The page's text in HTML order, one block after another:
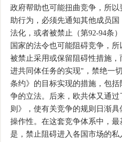
政府帮助也可能扭曲竞争，所以
助行为，必须先通知其他成员国
法化，或者被禁止（第92-94条
国家的法令也可能阻碍竞争，所
被禁止采用或保留阻碍性措施，
进共同体任务的实现"，禁绝一
条约》的目标实现的措施，包括
争的立法。后来，欧共体又通过
则》，使有关竞争的规则日渐
操作性。在这套竞争体系中，最
是，禁止阻碍进入各国市场的